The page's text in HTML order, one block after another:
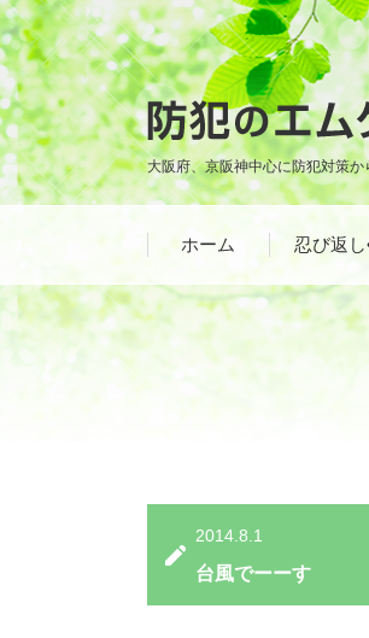
大阪府、京阪神中心に防犯対策
ホーム 忍び返し
2014.8.1
台風でーーす